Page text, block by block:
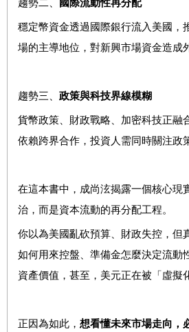
趨勢二、 國際流動性再分配
穩定幣資金透過國際銀行流入美國，
場的主導地位，對新興市場資金造成
趨勢三、 政策與科技界線模糊
貨幣政策、財政戰略、加密科技正融
依賴跨界合作，投資人需同時關注政
在這本書中，成尚泫揭露一個核心現
治，而是資本流動的再分配工程。
你以為美國亂砍預算、財政失控，但
如何用來控盤、準備金怎麼決定流動
資產價值，甚至，美元正在被「虛擬
正因為如此， 想看懂未來市場走向，